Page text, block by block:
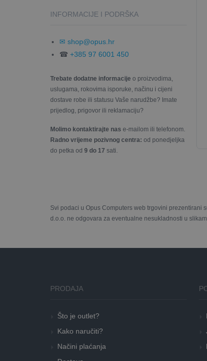
INFORMACIJE I PODRŠKA
✉ shop@opus.hr
☎ +385 97 6001 450
Trebate dodatne informacije o proizvodima,
uslugama, rokovima isporuke, načinu i cijeni
dostave robe ili statusu Vaše narudžbe? Imate
prijedlog, prigovor ili reklamaciju?
Molimo kontaktirajte nas e-mailom ili telefonom.
Radno vrijeme pozivnog centra: od ponedjeljka
do petka od 9 do 17 sati.
Svi podaci u Opus Computers web trgovini prezentirani
d.o.o. ne odgovara za eventualne nesukladnosti u
PRODAJA
Što je outlet?
Kako naručiti?
Načini plaćanja